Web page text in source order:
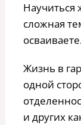
Научиться
сложная
Жизнь в
одной
и других